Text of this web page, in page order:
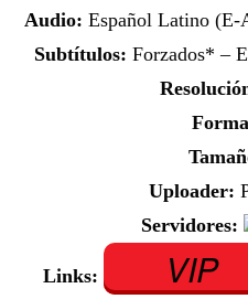
Audio: Español Latino
Subtítulos: Forzados* –
Uploader:
Servidores:
Links: VIP